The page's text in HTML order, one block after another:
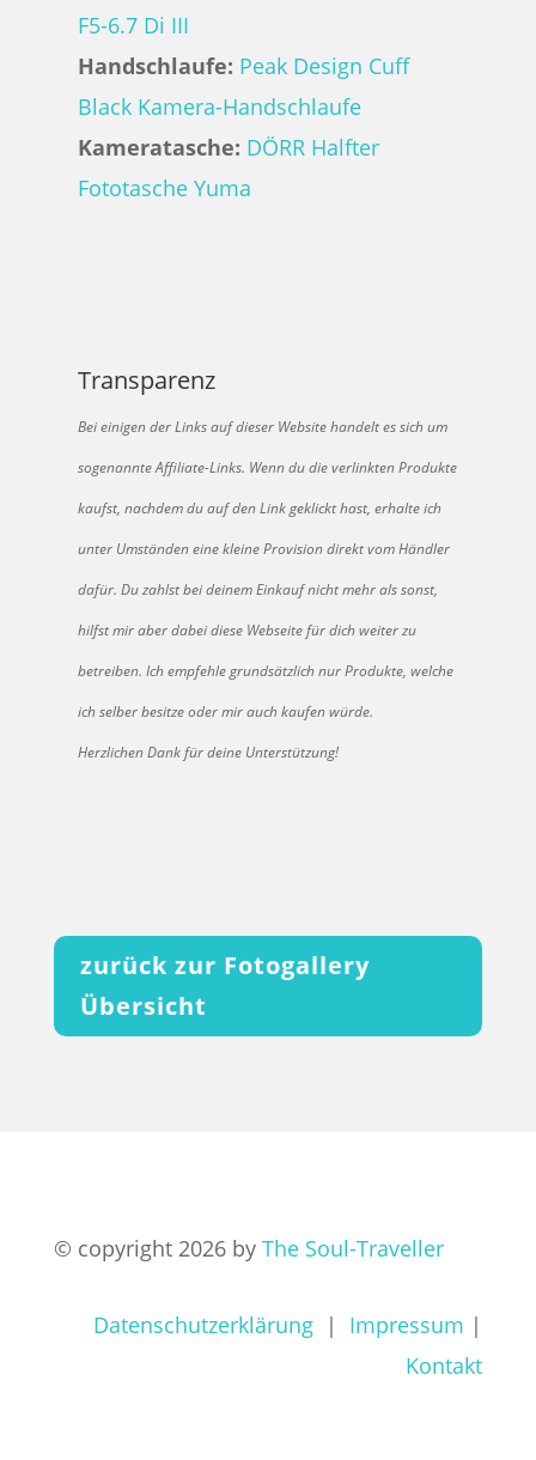
F5-6.7 Di III
Handschlaufe: Peak Design Cuff
Black Kamera-Handschlaufe
Kameratasche: DÖRR Halfter
Fototasche Yuma
Transparenz
Bei einigen der Links auf dieser Website handelt es sich um
sogenannte Affiliate-Links. Wenn du die verlinkten Produkte
kaufst, nachdem du auf den Link geklickt hast, erhalte ich
unter Umständen eine kleine Provision direkt vom Händler
dafür. Du zahlst bei deinem Einkauf nicht mehr als sonst,
hilfst mir aber dabei diese Webseite für dich weiter zu
betreiben. Ich empfehle grundsätzlich nur Produkte, welche
ich selber besitze oder mir auch kaufen würde.
Herzlichen Dank für deine Unterstützung!
zurück zur Fotogallery
Übersicht
© copyright 2026 by The Soul-Traveller
Datenschutzerklärung | Impressum |
Kontakt